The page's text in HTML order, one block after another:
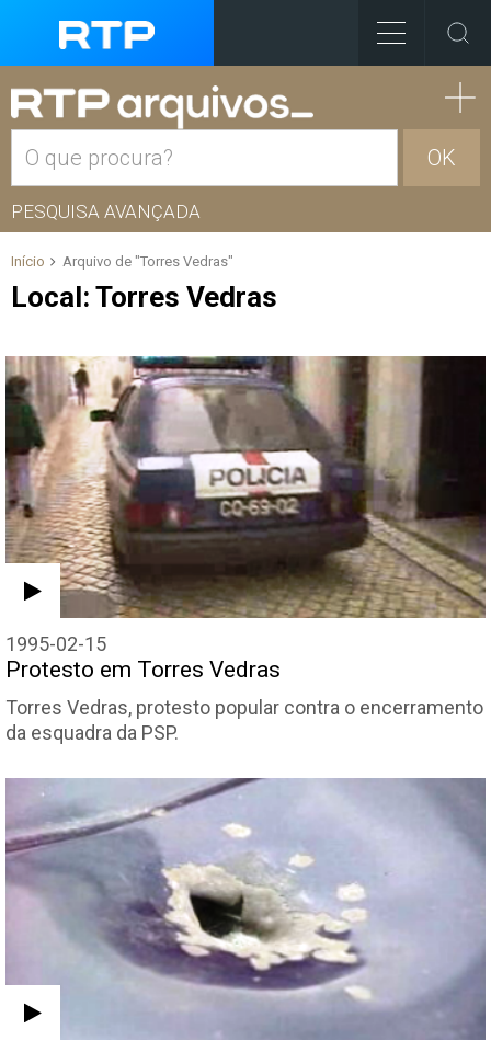
OK
PESQUISA AVANÇADA
Início Arquivo de "Torres Vedras"
Local: Torres Vedras
1995-02-15
Protesto em Torres Vedras
Torres Vedras, protesto popular contra o encerramento
da esquadra da PSP.